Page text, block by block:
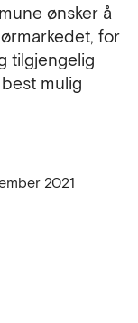
ønsker å
for
tilgjengelig
mulig
2021